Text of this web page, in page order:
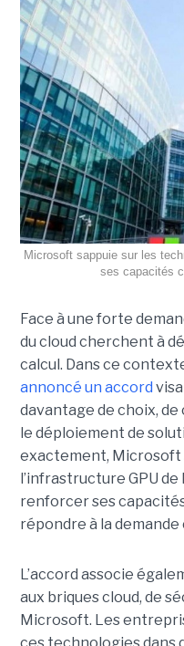
Microsoft sappuie sur les
ses capacités
Face à une forte
du cloud cherchent à
calcul. Dans ce
annoncé un accord
davantage de choix,
le déploiement de
exactement, Microsoft
l’infrastructure GPU
renforcer ses
répondre à la
L’accord associe
aux briques cloud, de
Microsoft. Les